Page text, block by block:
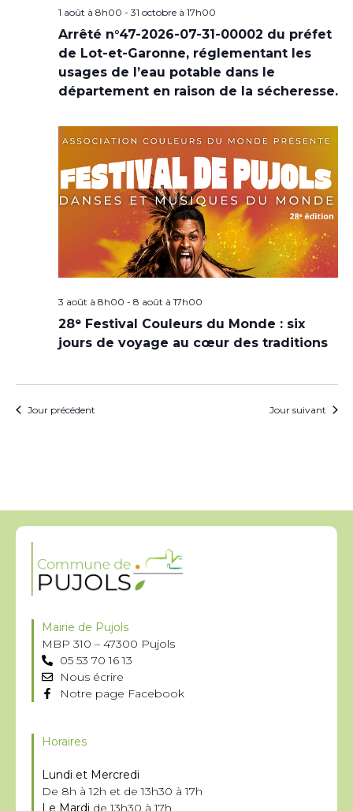
1 août à 8h00 - 31 octobre à 17h00
Arrêté n°47-2026-07-31-00002 du préfet
de Lot-et-Garonne, réglementant les
usages de l’eau potable dans le
département en raison de la sécheresse.
3 août à 8h00 - 8 août à 17h00
28ᵉ Festival Couleurs du Monde : six
jours de voyage au cœur des traditions
Jour précédent Jour suivant
Mairie de Pujols
MBP 310 – 47300 Pujols
05 53 70 16 13
Nous écrire
Notre page Facebook
Horaires
Lundi et Mercredi
De 8h à 12h et de 13h30 à 17h
Le Mardi de 13h30 à 17h